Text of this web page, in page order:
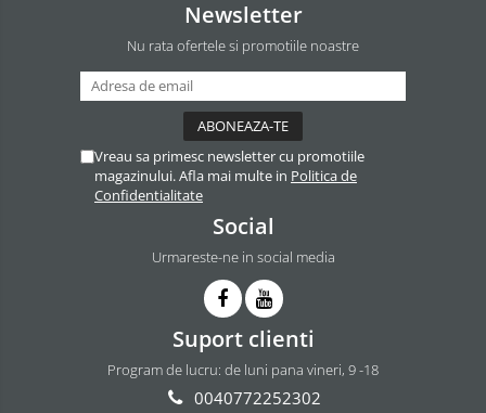
Newsletter
Nu rata ofertele si promotiile noastre
Vreau sa primesc newsletter cu promotiile
magazinului. Afla mai multe in Politica de
Confidentialitate
Social
Urmareste-ne in social media
Suport clienti
Program de lucru: de luni pana vineri, 9 -18
0040772252302